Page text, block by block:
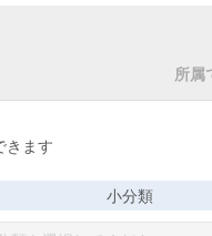
所属
きます
小分類